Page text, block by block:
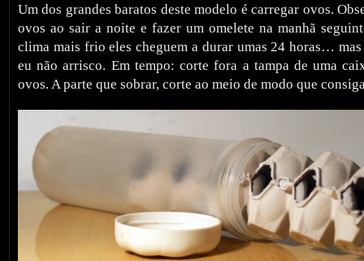
Um dos grandes baratos deste modelo é carregar ovos.
ovos ao sair a noite e fazer um omelete na manhã
clima mais frio eles cheguem a durar umas 24 horas…
eu não arrisco. Em tempo: corte fora a tampa de uma
ovos. A parte que sobrar, corte ao meio de modo que